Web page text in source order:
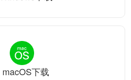
macOS下载